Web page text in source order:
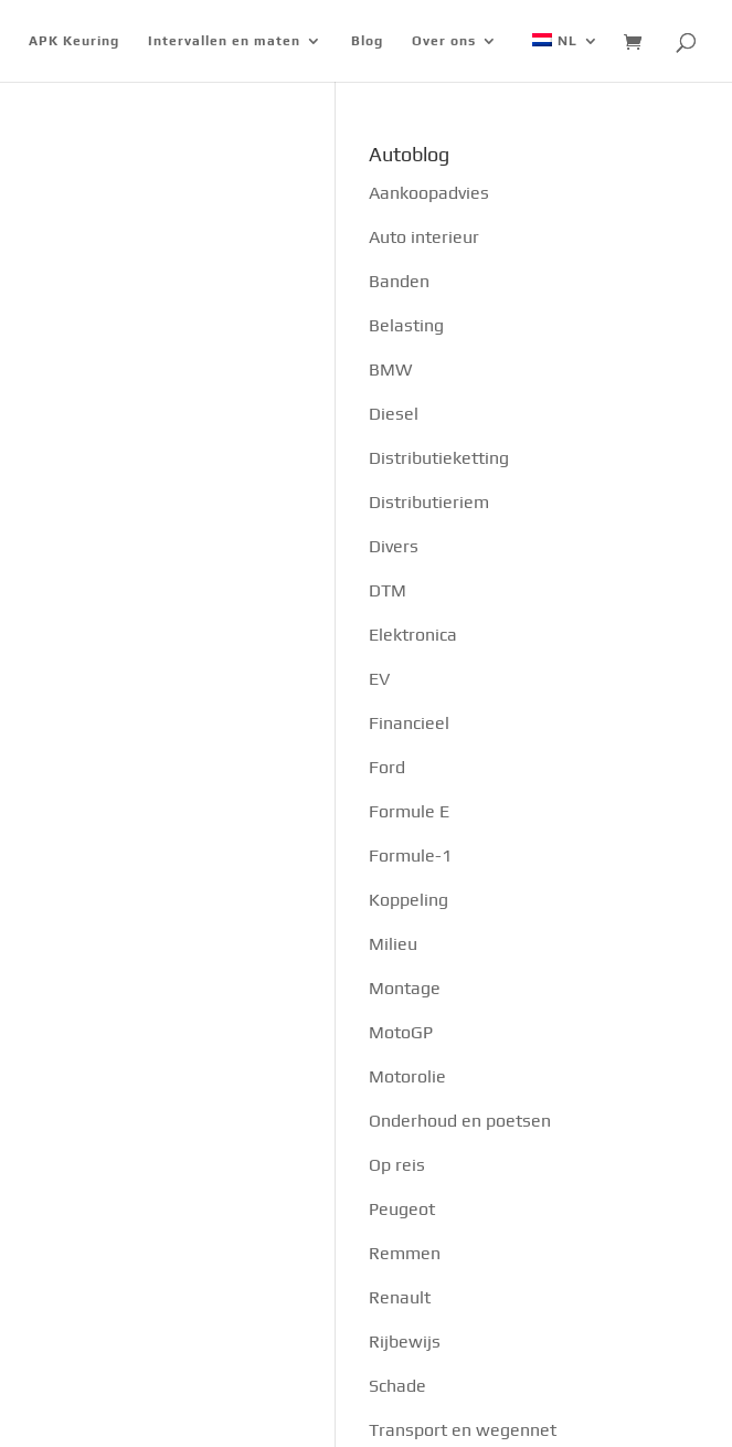
APK Keuring Intervallen en maten Blog Over ons NL
Autoblog
Aankoopadvies
Auto interieur
Banden
Belasting
BMW
Diesel
Distributieketting
Distributieriem
Divers
DTM
Elektronica
EV
Financieel
Ford
Formule E
Formule-1
Koppeling
Milieu
Montage
MotoGP
Motorolie
Onderhoud en poetsen
Op reis
Peugeot
Remmen
Renault
Rijbewijs
Schade
Transport en wegennet